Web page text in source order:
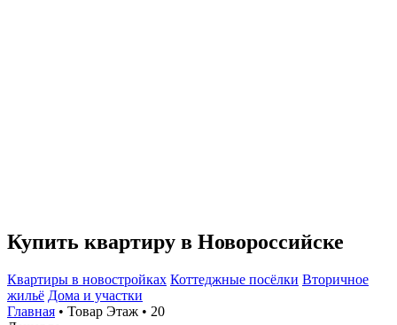
Купить квартиру в Новороссийске
Квартиры в новостройках Коттеджные посёлки Вторичное
жильё Дома и участки
Главная • Товар Этаж • 20